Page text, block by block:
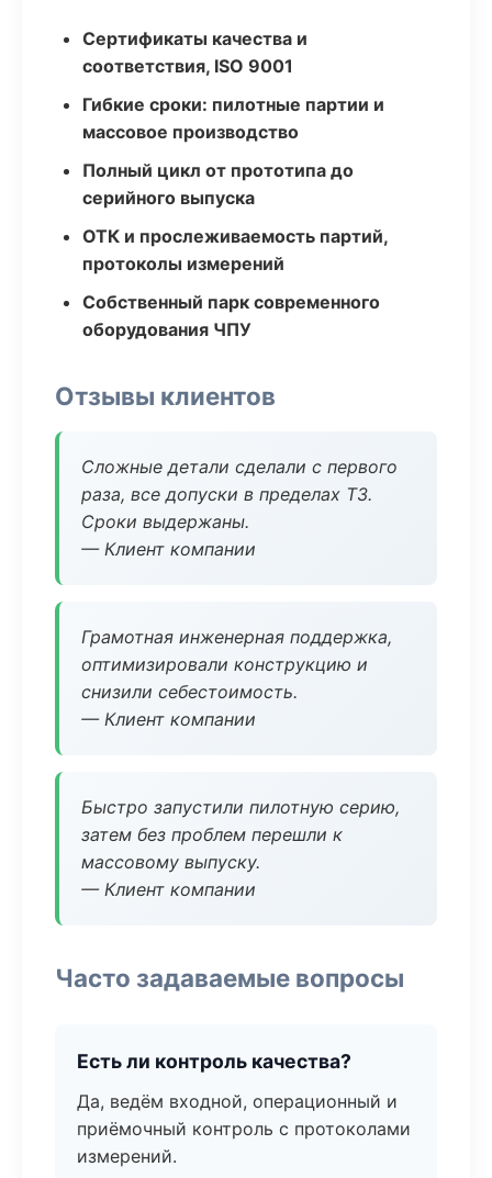
Сертификаты качества и
соответствия, ISO 9001
Гибкие сроки: пилотные партии и
массовое производство
Полный цикл от прототипа до
серийного выпуска
ОТК и прослеживаемость партий,
протоколы измерений
Собственный парк современного
оборудования ЧПУ
Отзывы клиентов
Сложные детали сделали с первого
раза, все допуски в пределах ТЗ.
Сроки выдержаны.
— Клиент компании
Грамотная инженерная поддержка,
оптимизировали конструкцию и
снизили себестоимость.
— Клиент компании
Быстро запустили пилотную серию,
затем без проблем перешли к
массовому выпуску.
— Клиент компании
Часто задаваемые вопросы
Есть ли контроль качества?
Да, ведём входной, операционный и
приёмочный контроль с протоколами
измерений.